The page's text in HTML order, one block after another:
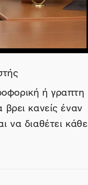
ή γραπτη
κανείς έναν
να διαθέτει κάθε